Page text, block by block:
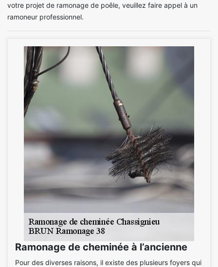
votre projet de ramonage de poêle, veuillez faire appel à un
ramoneur professionnel.
Ramonage de cheminée à l’ancienne
Pour des diverses raisons, il existe des plusieurs foyers qui